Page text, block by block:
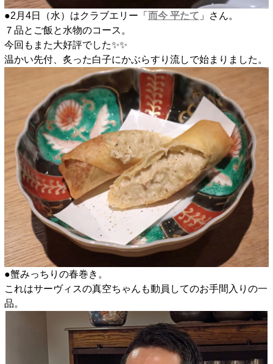
●2月4日（水）はクラブエリー「 而今 平たて 」さん。
７品とご飯と水物のコース。
今回もまた大好評でした✨️✨️
温かい先付、炙った白子にかぶらすり流しで始まりました。
●蟹みっちりの春巻き。
これはサーヴィスの真空ちゃんも動員してのお手間入りの一
品。